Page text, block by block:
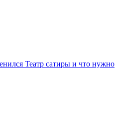
Театр сатиры и что нужно